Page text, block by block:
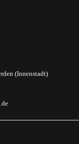
(Innenstadt)